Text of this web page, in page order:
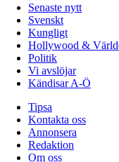
Senaste nytt
Svenskt
Kungligt
Hollywood &
Politik
Vi avslöjar
Kändisar A-Ö
Tipsa
Kontakta oss
Annonsera
Redaktion
Om oss